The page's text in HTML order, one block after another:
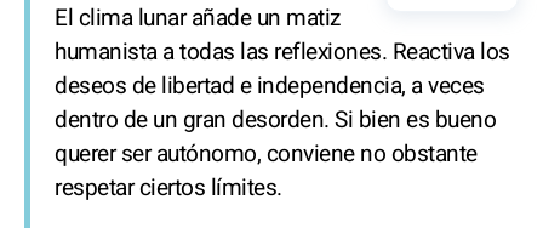
El clima lunar añade un matiz
humanista a todas las reflexiones. Reactiva los
deseos de libertad e independencia, a veces
dentro de un gran desorden. Si bien es bueno
querer ser autónomo, conviene no obstante
respetar ciertos límites.